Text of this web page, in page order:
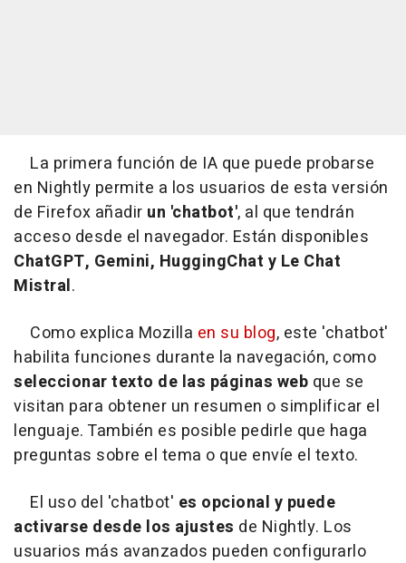
La primera función de IA que puede probarse
en Nightly permite a los usuarios de esta versión
de Firefox añadir un 'chatbot', al que tendrán
acceso desde el navegador. Están disponibles
ChatGPT, Gemini, HuggingChat y Le Chat
Mistral.
Como explica Mozilla en su blog, este 'chatbot'
habilita funciones durante la navegación, como
seleccionar texto de las páginas web que se
visitan para obtener un resumen o simplificar el
lenguaje. También es posible pedirle que haga
preguntas sobre el tema o que envíe el texto.
El uso del 'chatbot' es opcional y puede
activarse desde los ajustes de Nightly. Los
usuarios más avanzados pueden configurarlo